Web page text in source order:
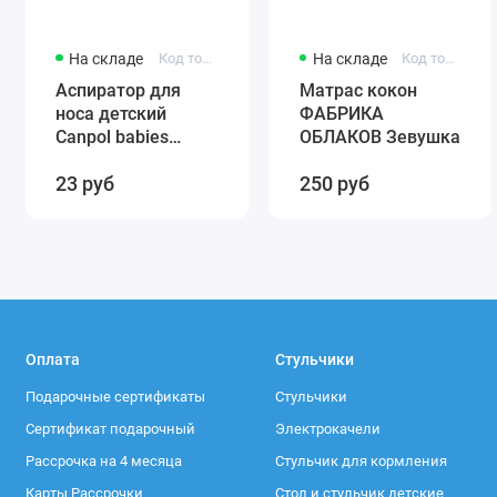
На складе Код товара: 56/007
Аспиратор для
носа детский
Canpol babies
56/007
23 руб
На складе Код товара: 0001
Матрас кокон
ФАБРИКА
ОБЛАКОВ Зевушка
250 руб
Оплата
Подарочные сертификаты
Сертификат подарочный
Рассрочка на 4 месяца
Карты Рассрочки
Стульчики
Стульчики
Электрокачели
Стульчик для кормления
Стол и стульчик детские